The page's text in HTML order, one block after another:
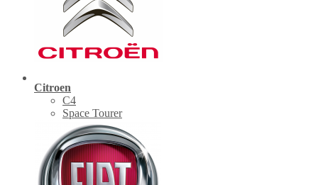
Citroen
C4
Space Tourer